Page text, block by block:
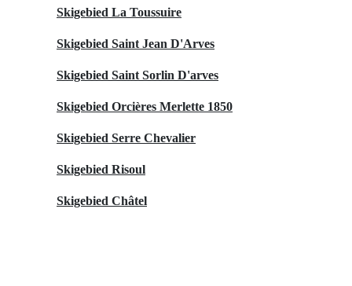
Skigebied La Toussuire
Skigebied Saint Jean D'Arves
Skigebied Saint Sorlin D'arves
Skigebied Orcières Merlette 1850
Skigebied Serre Chevalier
Skigebied Risoul
Skigebied Châtel